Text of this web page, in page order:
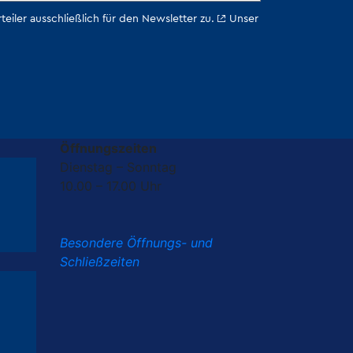
Öffnungszeiten
Dienstag – Sonntag
10.00 – 17.00 Uhr
Besondere Öffnungs- und
Schließzeiten